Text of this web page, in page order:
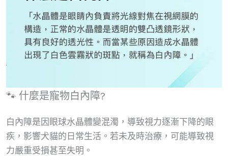
🐾 什麼是寵物白內障?
白內障是因眼球水晶體變混濁，導致視力逐漸下降的眼
疾，影響犬貓的日常生活。若未及時治療，可能導致視
力嚴重受損甚至失明。